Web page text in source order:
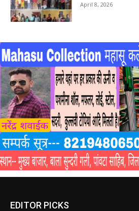
April 8, 2026
EDITOR PICKS